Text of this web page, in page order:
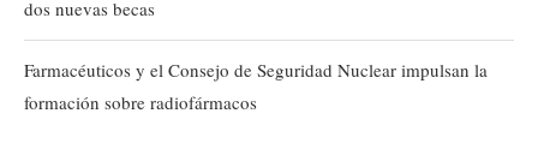
dos nuevas becas
Farmacéuticos y el Consejo de Seguridad Nuclear impulsan la
formación sobre radiofármacos